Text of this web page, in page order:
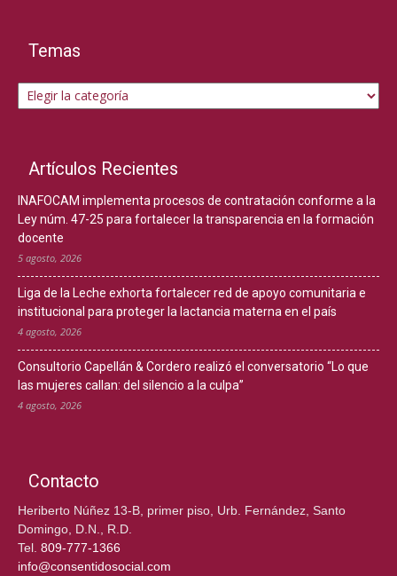
Temas
Temas
Artículos Recientes
INAFOCAM implementa procesos de contratación conforme a la
Ley núm. 47-25 para fortalecer la transparencia en la formación
docente
5 agosto, 2026
Liga de la Leche exhorta fortalecer red de apoyo comunitaria e
institucional para proteger la lactancia materna en el país
4 agosto, 2026
Consultorio Capellán & Cordero realizó el conversatorio “Lo que
las mujeres callan: del silencio a la culpa”
4 agosto, 2026
Contacto
Heriberto Núñez 13-B, primer piso, Urb. Fernández, Santo
Domingo, D.N., R.D.
Tel. 809-777-1366
info@consentidosocial.com